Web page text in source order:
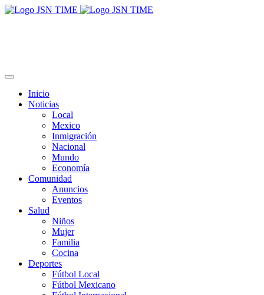
Inicio
Noticias
Local
Mexico
Inmigración
Nacional
Mundo
Economía
Comunidad
Anuncios
Eventos
Salud
Niños
Mujer
Familia
Cocina
Deportes
Fútbol Local
Fútbol Mexicano